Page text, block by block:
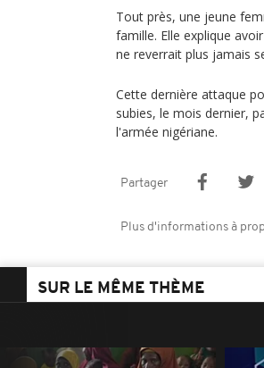
Tout près, une jeune
famille. Elle explique
ne reverrait plus jamais
Cette dernière attaque
subies, le mois dernier,
l'armée nigériane.
Partager
Plus d'informations à
SUR LE MÊME THÈME